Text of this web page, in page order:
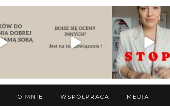
O MNIE WSPÓŁPRACA MEDIA